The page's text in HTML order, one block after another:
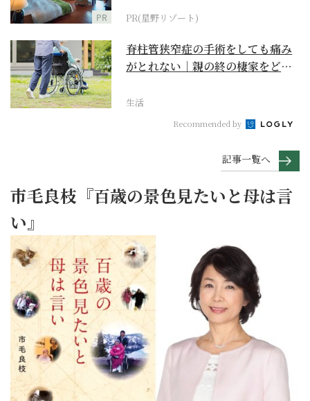
PR PR(星野リゾート)
脊柱管狭窄症の手術をしても痛み
がとれない｜親の終の棲家をどう
生活
Recommended by
記事一覧へ
市毛良枝『百歳の景色見たいと母は言
い』